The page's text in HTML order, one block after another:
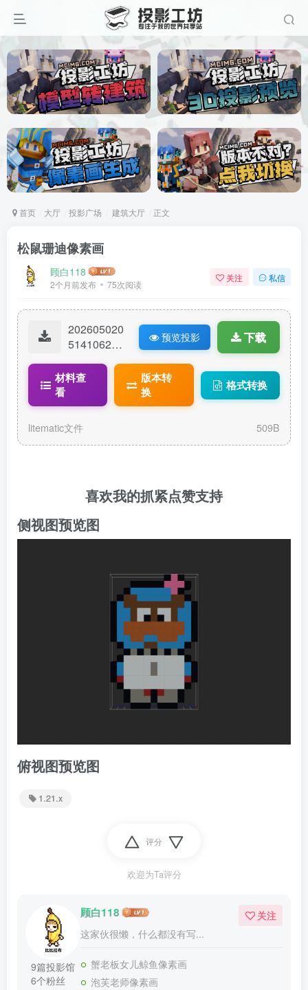
首页 大厅 投影广场 建筑大厅 正文
松鼠珊迪像素画
顾白118
2个月前发布 75次阅读
关注 私信
202605020
51410627-
ic
预览投影 下载
材料查
看
版本转
换
格式转换
litematic文件 509B
喜欢我的抓紧点赞支持
侧视图预览图
俯视图预览图
1.21.x
评分
欢迎为Ta评分
9篇投影馆
6个粉丝
顾白118
这家伙很懒，什么都没有写...
关注
蟹老板女儿鲸鱼像素画
泡芙老师像素画